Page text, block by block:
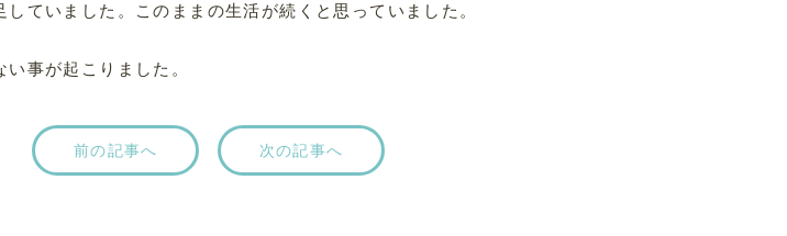
ていました。このままの生活が続くと思っていました。
事が起こりました。
前の記事へ 次の記事へ